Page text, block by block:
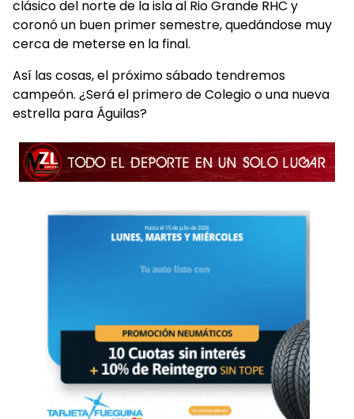
clásico del norte de la isla al Rio Grande RHC y
coronó un buen primer semestre, quedándose muy
cerca de meterse en la final.
Así las cosas, el próximo sábado tendremos
campeón. ¿Será el primero de Colegio o una nueva
estrella para Águilas?